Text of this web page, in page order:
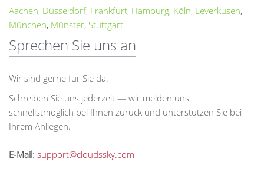
Aachen, Düsseldorf, Frankfurt, Hamburg, Köln, Leverkusen,
München, Münster, Stuttgart
Sprechen Sie uns an
Wir sind gerne für Sie da.
Schreiben Sie uns jederzeit — wir melden uns
schnellstmöglich bei Ihnen zurück und unterstützen Sie bei
Ihrem Anliegen.
E-Mail: support@cloudssky.com